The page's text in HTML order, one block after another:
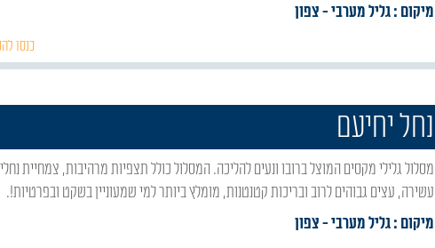
מיקום : גליל מערבי- צפון
כנסו
נחל יחיעם
מסלול גלילי מקסים המוצל ברובו ונעים להליכה. המסלול כולל תצפיות מרהיבות, צמחיית נחלים
עשירה, עצים גבוהים לרוב ובריכות קטנטנות, מומלץ ביותר למי שמעוניין בשקט ובפרטיות!.
מיקום : גליל מערבי- צפון